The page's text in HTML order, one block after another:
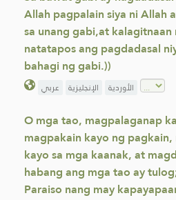
Allah pagpalain siya ni Allah
sa unang gabi,at
natatapos ang pagdadasal
bahagi ng gabi.))
عربي الإنجليزية الأوردية
O mga tao, magpalaganap
magpakain kayo ng
kayo sa mga kaanak, at
habang ang mga tao ay
Paraiso nang may